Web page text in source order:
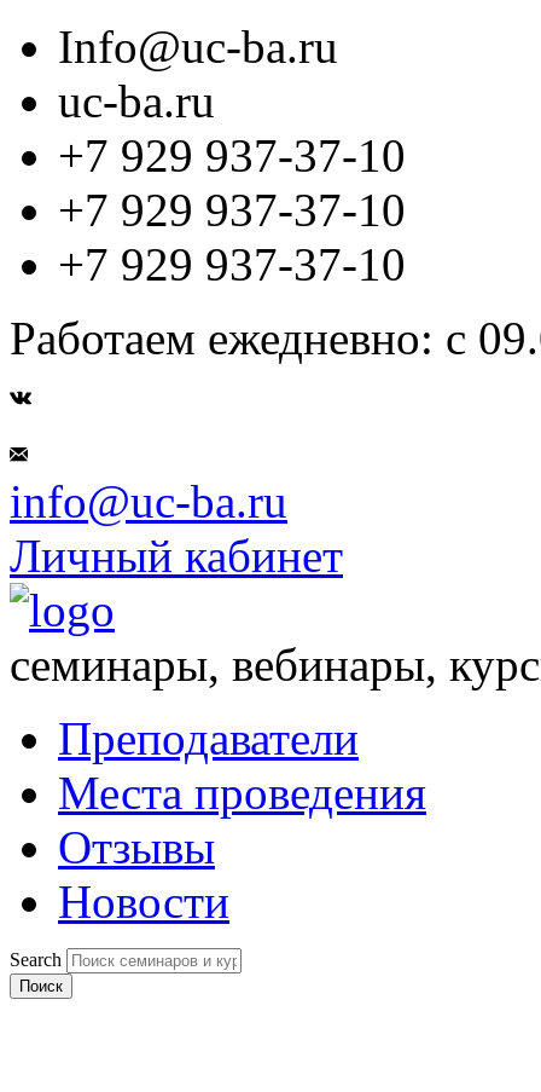
Info@uc-ba.ru
uc-ba.ru
+7 929 937-37-10
+7 929 937-37-10
+7 929 937-37-10
Работаем ежедневно: с
info@uc-ba.ru
Личный кабинет
семинары, вебинары,
Преподаватели
Места проведения
Отзывы
Новости
Search
Поиск